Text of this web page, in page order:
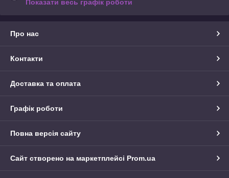
Показати весь графік роботи
Про нас
Контакти
Доставка та оплата
Графік роботи
Повна версія сайту
Сайт створено на маркетплейсі Prom.ua